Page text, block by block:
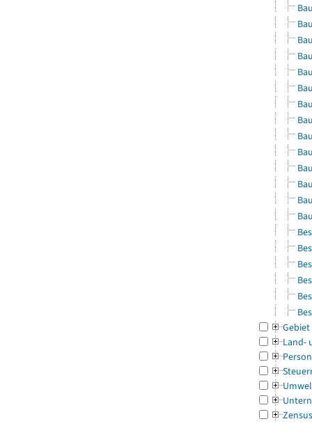
Gebiet
Land-
Zensus